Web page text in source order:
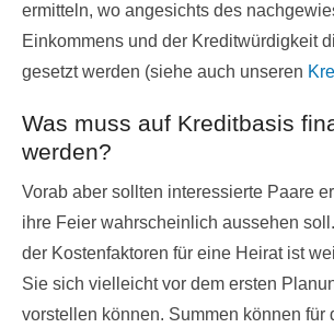
ermitteln, wo angesichts des
Einkommens und der Kreditwürdigkeit
gesetzt werden (siehe auch unseren
Was muss auf Kreditbasis
werden?
Vorab aber sollten interessierte Paare
ihre Feier wahrscheinlich aussehen
der Kostenfaktoren für eine Heirat ist
Sie sich vielleicht vor dem ersten
vorstellen können. Summen können für